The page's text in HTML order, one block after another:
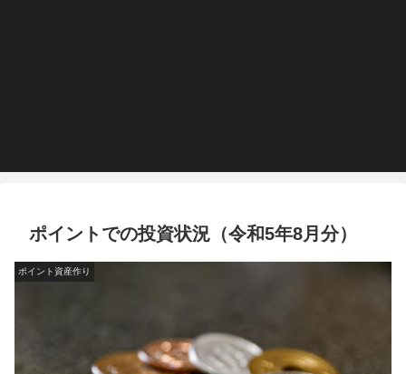
ポイントでの投資状況（令和5年8月分）
ポイント資産作り